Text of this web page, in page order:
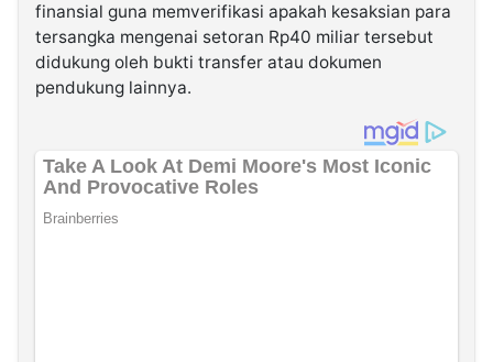
finansial guna memverifikasi apakah kesaksian para
tersangka mengenai setoran Rp40 miliar tersebut
didukung oleh bukti transfer atau dokumen
pendukung lainnya.